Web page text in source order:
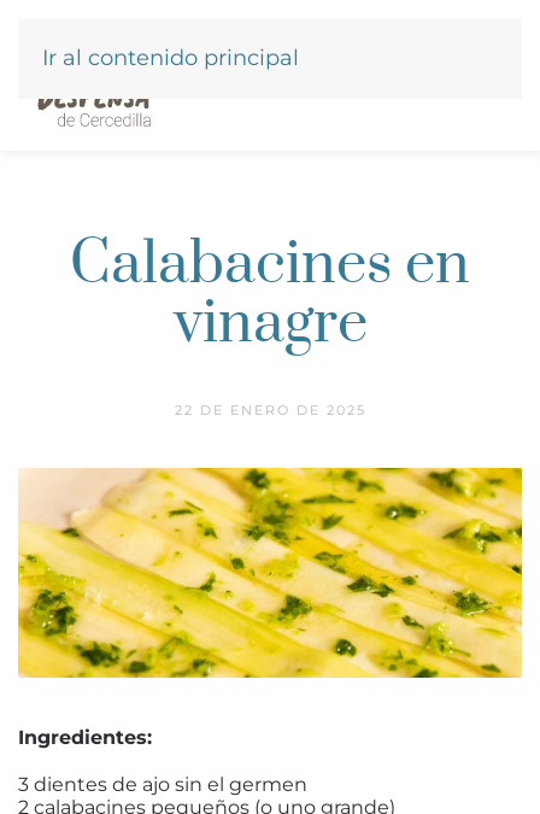
Ir al contenido principal
Calabacines en
vinagre
22 DE ENERO DE 2025
Ingredientes:
3 dientes de ajo sin el germen
2 calabacines pequeños (o uno grande)